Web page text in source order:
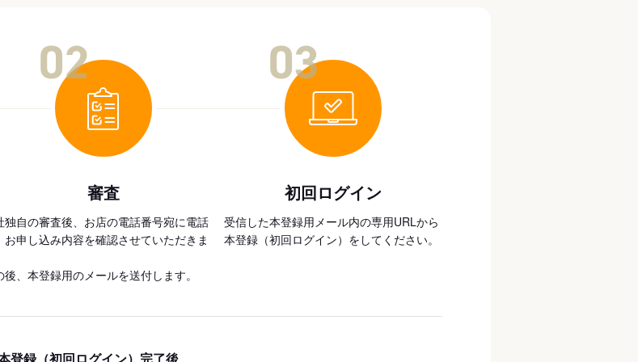
審査
独自の審査後、お店の電話番号宛に電話
お申し込み内容を確認させていただきま
後、本登録用のメールを送付します。
初回ログイン
受信した本登録用メール内の専用URLから
本登録（初回ログイン）をしてください。